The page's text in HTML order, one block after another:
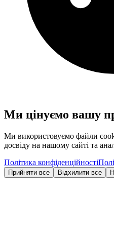
Ми цінуємо вашу
Ми використовуємо файли
досвіду на нашому сайті та
Політика конфіденційності
Прийняти все Відхилити все